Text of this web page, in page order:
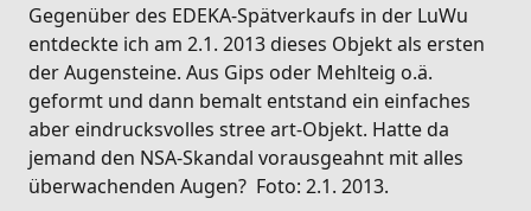
Gegenüber des EDEKA-Spätverkaufs in der LuWu
entdeckte ich am 2.1. 2013 dieses Objekt als ersten
der Augensteine. Aus Gips oder Mehlteig o.ä.
geformt und dann bemalt entstand ein einfaches
aber eindrucksvolles stree art-Objekt. Hatte da
jemand den NSA-Skandal vorausgeahnt mit alles
überwachenden Augen? Foto: 2.1. 2013.